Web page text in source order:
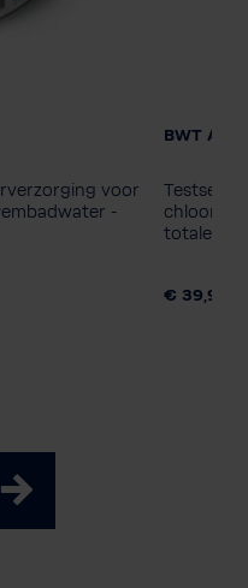
voor
-
BWT
Testset
totale
€ 39,90